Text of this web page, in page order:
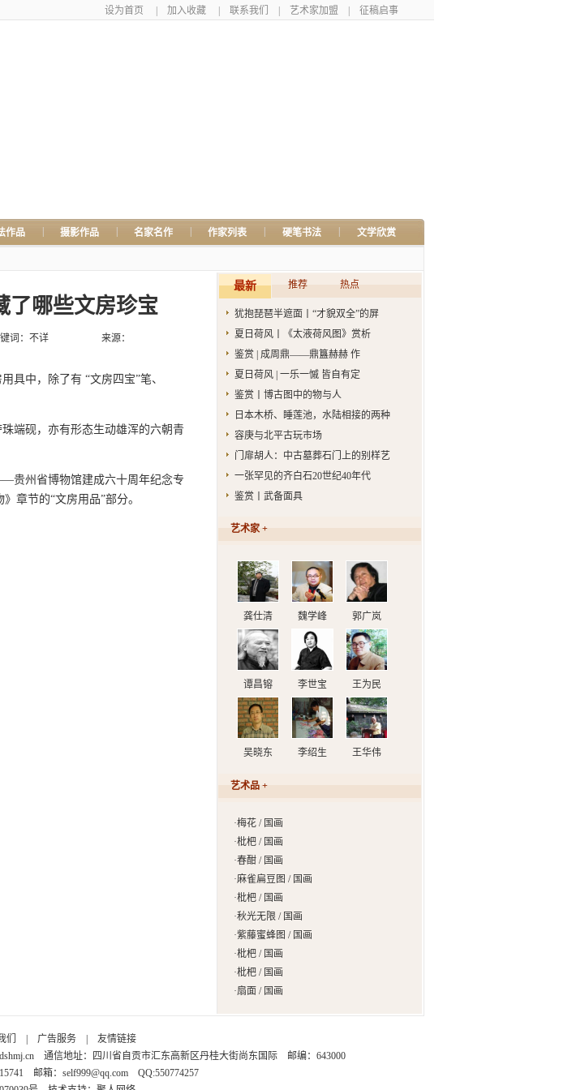
设为首页 加入收藏 联系我们 艺术家加盟 征稿启事
作品 摄影作品 名家名作 作家列表 硬笔书法 文学欣赏
了哪些文房珍宝
词：不详 来源：
具中，除了有 “文房四宝”笔、
端砚，亦有形态生动雄浑的六朝青
州省博物馆建成六十周年纪念专
章节的“文房用品”部分。
最新 推荐 热点
犹抱琵琶半遮面丨“才貌双全”的屏
夏日荷风丨《太液荷风图》赏析
鉴赏 | 成周鼎——鼎簋赫赫 作
夏日荷风 | 一乐一慽 皆自有定
鉴赏丨博古图中的物与人
日本木桥、睡莲池，水陆相接的两种
容庚与北平古玩市场
门扉胡人：中古墓葬石门上的别样艺
一张罕见的齐白石20世纪40年代
鉴赏丨武备面具
艺术家 +
龚仕清 魏学峰 郭广岚
谭昌镕 李世宝 王为民
吴晓东 李绍生 王华伟
艺术品 +
·梅花 / 国画
·枇杷 / 国画
·春酣 / 国画
·麻雀扁豆图 / 国画
·枇杷 / 国画
·秋光无限 / 国画
·紫藤蜜蜂图 / 国画
·枇杷 / 国画
·枇杷 / 国画
·扇面 / 国画
们 广告服务
友情链接
通信地址：四川省自贡市汇东高新区丹桂大街尚东国际 邮编：643000
邮箱： self999@qq.comQQ:550774257